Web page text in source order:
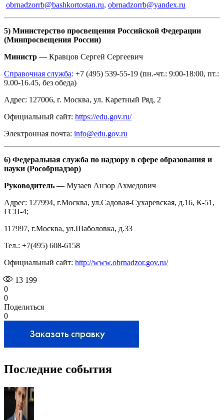
obrnadzorrb@bashkortostan.ru, obrnadzorrb@yandex.ru
5) Министерство просвещения Российской Федерации
(Минпросвещения России)
Министр — Кравцов Сергей Сергеевич
Справочная служба: +7 (495) 539-55-19 (пн.-чт.: 9:00-18:00, пт.:
9.00-16.45, без обеда)
Адрес: 127006, г. Москва, ул. Каретный Ряд, 2
Официальный сайт: https://edu.gov.ru/
Электронная почта: info@edu.gov.ru
6) Федеральная служба по надзору в сфере образования и
науки (Рособрнадзор)
Руководитель — Музаев Анзор Ахмедович
Адрес: 127994, г.Москва, ул.Садовая-Сухаревская, д.16, К-51,
ГСП-4;
117997, г.Москва, ул.Шаболовка, д.33
Тел.: +7(495) 608-6158
Официальный сайт: http://www.obrnadzor.gov.ru/
13 199
0
0
Поделиться
0
Последние события